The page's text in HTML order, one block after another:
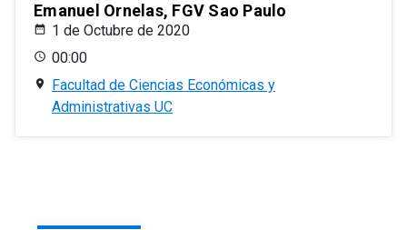
Emanuel Ornelas, FGV Sao Paulo
1 de Octubre de 2020
00:00
Facultad de Ciencias Económicas y
Administrativas UC